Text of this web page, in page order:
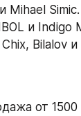
Mihael
и Indigo
Bilalov
от 1500